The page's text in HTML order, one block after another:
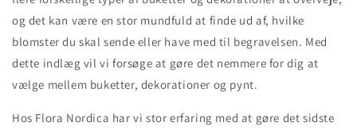
og det kan være en stor mundfuld at finde ud af, hvilke
blomster du skal sende eller have med til begravelsen. Med
dette indlæg vil vi forsøge at gøre det nemmere for dig at
vælge mellem buketter, dekorationer og pynt.
Hos Flora Nordica har vi stor erfaring med at gøre det sidste